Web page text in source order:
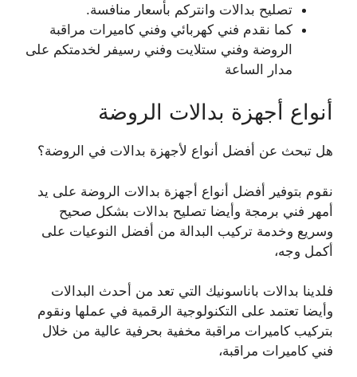
تصليح بدالات وانتركم بأسعار منافسة.
كما نقدم فني كهربائي وفني كاميرات مراقبة
الروضة وفني ستلايت وفني رسيفر لخدمتكم على
مدار الساعة
أنواع أجهزة بدالات الروضة
هل تبحث عن أفضل أنواع لأجهزة بدالات في الروضة؟
نقوم بتوفير أفضل أنواع أجهزة بدالات الروضة على يد
أمهر فني برمجة وأيضا تصليح بدالات بشكل صحيح
وسريع وخدمة تركيب البدالة من أفضل النوعيات على
أكمل وجه،
فلدينا بدالات باناسونيك التي تعد من أحدث البدالات
وأيضا تعتمد على التكنولوجية الرقمية في عملها ونقوم
بتركيب كاميرات مراقبة مخفية بحرفية عالية من خلال
فني كاميرات مراقبة،